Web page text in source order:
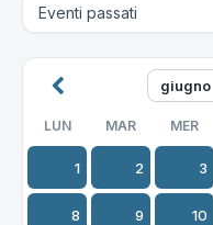
Eventi passati
LUN MAR MER
1 2 3
8 9 10